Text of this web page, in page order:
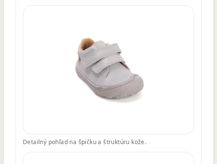
Detailný pohľad na špičku a štruktúru kože.